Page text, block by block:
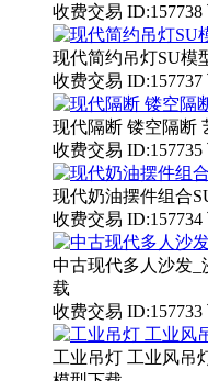
收费交易 ID:157738
现代简约吊灯SU模
收费交易 ID:157737
现代隔断 镂空隔断
收费交易 ID:157735
现代奶油摆件组合
收费交易 ID:157734
中古现代多人沙发_
载
收费交易 ID:157733
工业吊灯 工业风吊